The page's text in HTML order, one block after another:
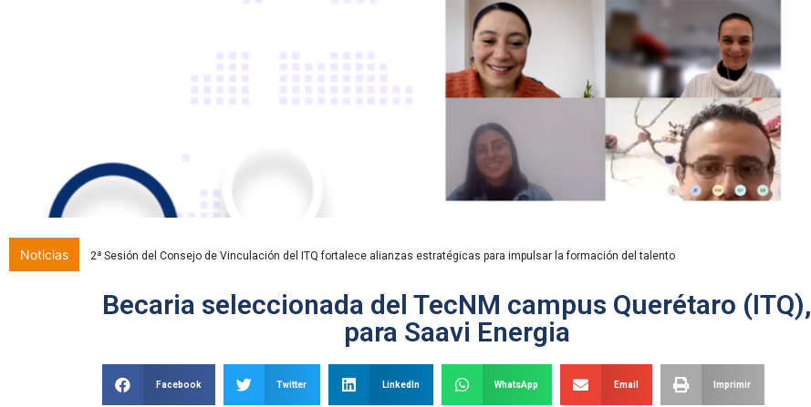
abrir
un
Noticias 2ª Sesión del Consejo de Vinculación del ITQ fortalece alianzas estratégicas para impulsar la formación del talento
Becaria seleccionada del TecNM campus Querétaro (ITQ),
para Saavi Energia
Facebook Twitter LinkedIn WhatsApp Email Imprimir